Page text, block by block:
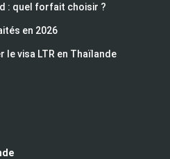
: quel forfait choisir ?
en 2026
le visa LTR en Thaïlande